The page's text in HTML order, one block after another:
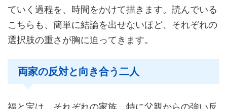
ていく過程を、時間をかけて描きます。読んでいる
こちらも、簡単に結論を出せないほど、それぞれの
選択肢の重さが胸に迫ってきます。
両家の反対と向き合う二人
福と宝は、それぞれの家族、特に父親からの強い反